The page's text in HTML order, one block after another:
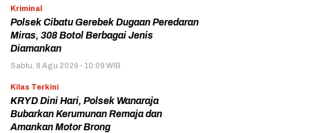
Kriminal
Polsek Cibatu Gerebek Dugaan Peredaran
Miras, 308 Botol Berbagai Jenis
Diamankan
Sabtu, 8 Agu 2026 - 10:09 WIB
Kilas Terkini
KRYD Dini Hari, Polsek Wanaraja
Bubarkan Kerumunan Remaja dan
Amankan Motor Brong